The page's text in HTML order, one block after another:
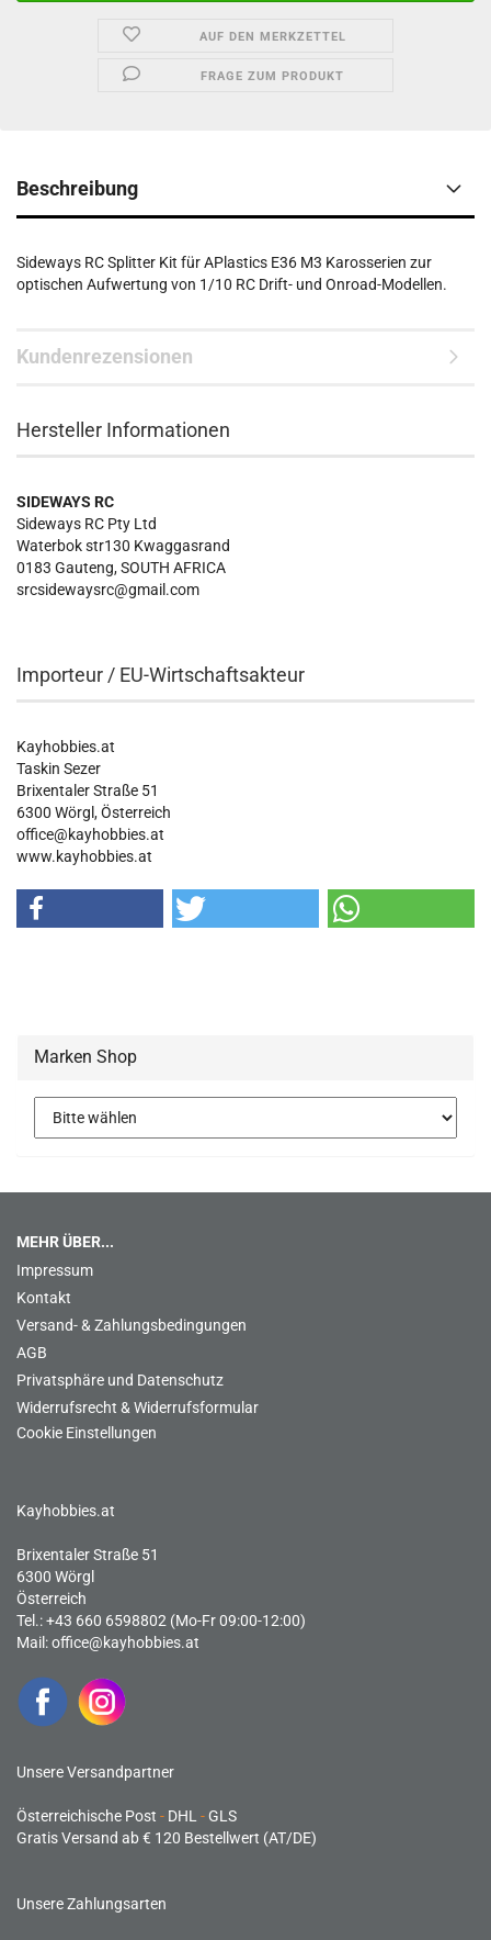
AUF DEN MERKZETTEL
FRAGE ZUM PRODUKT
Beschreibung
Sideways RC Splitter Kit für APlastics E36 M3 Karosserien zur
optischen Aufwertung von 1/10 RC Drift- und Onroad-Modellen.
Kundenrezensionen
Hersteller Informationen
SIDEWAYS RC
Sideways RC Pty Ltd
Waterbok str130 Kwaggasrand
0183 Gauteng, SOUTH AFRICA
srcsidewaysrc@gmail.com
Importeur / EU-Wirtschaftsakteur
Kayhobbies.at
Taskin Sezer
Brixentaler Straße 51
6300 Wörgl, Österreich
office@kayhobbies.at
www.kayhobbies.at
Marken Shop
MEHR ÜBER...
Impressum
Kontakt
Versand- & Zahlungsbedingungen
AGB
Privatsphäre und Datenschutz
Widerrufsrecht & Widerrufsformular
Cookie Einstellungen
Kayhobbies.at
Brixentaler Straße 51
6300 Wörgl
Österreich
Tel.: +43 660 6598802 (Mo-Fr 09:00-12:00)
Mail:office@kayhobbies.at
Unsere Versandpartner
Österreichische Post - DHL -GLS
Gratis Versand ab € 120 Bestellwert (AT/DE)
Unsere Zahlungsarten